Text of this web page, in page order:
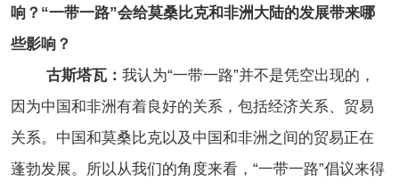
响？“一带一路”会给莫桑比克和非洲大陆的发展带来哪
些影响？
古斯塔瓦： 我认为“一带一路”并不是凭空出现的，
因为中国和非洲有着良好的关系，包括经济关系、贸易
关系。中国和莫桑比克以及中国和非洲之间的贸易正在
蓬勃发展。所以从我们的角度来看，“一带一路”倡议来得